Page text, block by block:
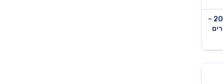
סטרימרים מומלצים 2021 –